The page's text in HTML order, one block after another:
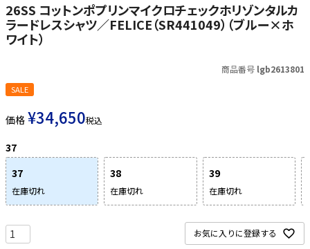
26SS コットンポプリンマイクロチェックホリゾンタルカ
ラードレスシャツ／FELICE（SR441049）（ブルー×ホ
ワイト）
商品番号 lgb2613801
SALE
価格 ¥34,650税込
37
37
在庫切れ
38
在庫切れ
39
在庫切れ
お気に入りに登録する